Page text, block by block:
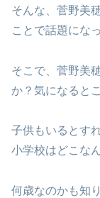
そんな、菅野美
ことで話題にな
そこで、菅野美
か？気になると
子供もいるとす
小学校はどこな
何歳なのかも知